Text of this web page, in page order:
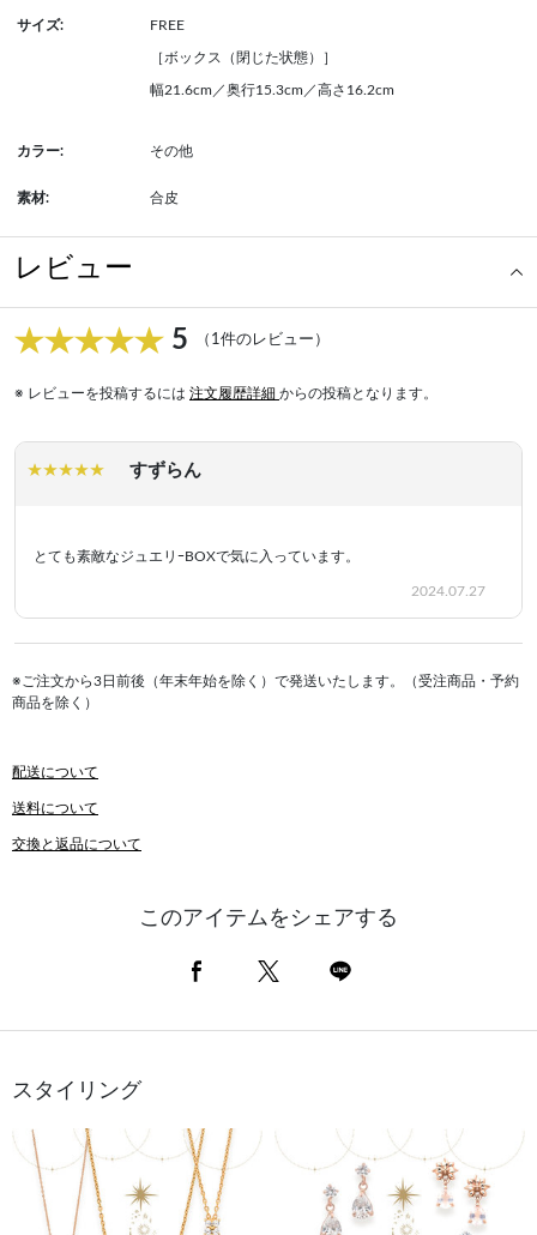
サイズ: FREE
［ボックス（閉じた状態）］
幅21.6cm／奥行15.3cm／高さ16.2cm
カラー: その他
素材: 合皮
レビュー
5 （1件のレビュー）
※ レビューを投稿するには 注文履歴詳細 からの投稿となります。
すずらん
とても素敵なジュエリｰBOXで気に入っています。
2024.07.27
※ご注文から3日前後（年末年始を除く）で発送いたします。（受注商品・予約
商品を除く）
配送について
送料について
交換と返品について
このアイテムをシェアする
スタイリング